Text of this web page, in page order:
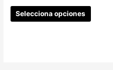
Selecciona opciones